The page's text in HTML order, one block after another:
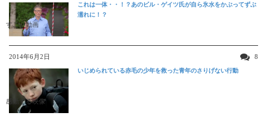
すごい動画
これは一体・・！？あのビル・ゲイツ氏が自ら氷水をかぶってずぶ
濡れに！？
2014年6月2日 8
感動する映像
いじめられている赤毛の少年を救った青年のさりげない行動